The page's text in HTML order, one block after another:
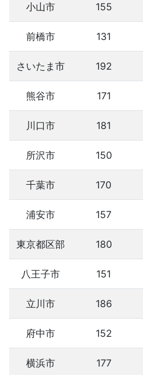
小山市 155
前橋市 131
さいたま市 192
熊谷市 171
川口市 181
所沢市 150
千葉市 170
浦安市 157
東京都区部 180
八王子市 151
立川市 186
府中市 152
横浜市 177